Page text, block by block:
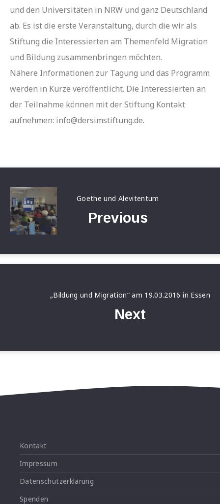
und den Universitäten in NRW und ganz Deutschland
ab. Es ist die erste Veranstaltung, durch die wir als
Stiftung die Interessierten am Themenfeld Migration
und Bildung zusammenbringen möchten.
Nähere Informationen zur Tagung und das Programm
werden in Kürze veröffentlicht. Die Interessierten an
der Teilnahme können mit der Stiftung Kontakt
aufnehmen: info@dersimstiftung.de.
Goethe und Alevitentum
Previous
„Bildung und Migration“ am 19.03.2016 in Essen
Next
Kontakt
Impressum
Datenschutzerklärung
Spenden